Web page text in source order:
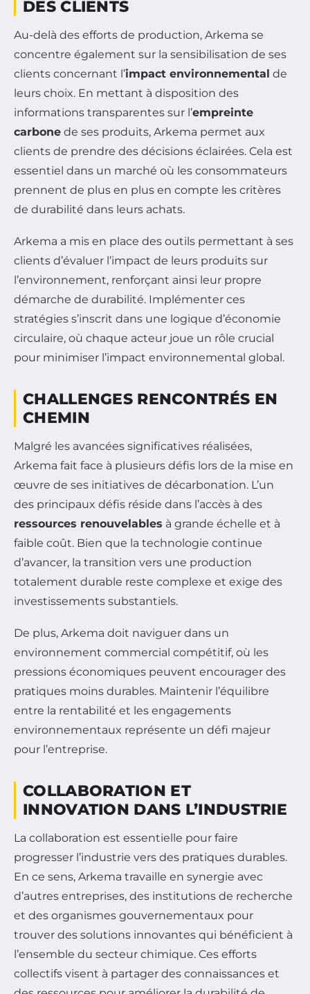
DES CLIENTS
Au-delà des efforts de production, Arkema se
concentre également sur la sensibilisation de ses
clients concernant l’impact environnemental de
leurs choix. En mettant à disposition des
informations transparentes sur l’empreinte
carbone de ses produits, Arkema permet aux
clients de prendre des décisions éclairées. Cela est
essentiel dans un marché où les consommateurs
prennent de plus en plus en compte les critères
de durabilité dans leurs achats.
Arkema a mis en place des outils permettant à ses
clients d’évaluer l’impact de leurs produits sur
l’environnement, renforçant ainsi leur propre
démarche de durabilité. Implémenter ces
stratégies s’inscrit dans une logique d’économie
circulaire, où chaque acteur joue un rôle crucial
pour minimiser l’impact environnemental global.
CHALLENGES RENCONTRÉS EN
CHEMIN
Malgré les avancées significatives réalisées,
Arkema fait face à plusieurs défis lors de la mise en
œuvre de ses initiatives de décarbonation. L’un
des principaux défis réside dans l’accès à des
ressources renouvelables à grande échelle et à
faible coût. Bien que la technologie continue
d’avancer, la transition vers une production
totalement durable reste complexe et exige des
investissements substantiels.
De plus, Arkema doit naviguer dans un
environnement commercial compétitif, où les
pressions économiques peuvent encourager des
pratiques moins durables. Maintenir l’équilibre
entre la rentabilité et les engagements
environnementaux représente un défi majeur
pour l’entreprise.
COLLABORATION ET
INNOVATION DANS L’INDUSTRIE
La collaboration est essentielle pour faire
progresser l’industrie vers des pratiques durables.
En ce sens, Arkema travaille en synergie avec
d’autres entreprises, des institutions de recherche
et des organismes gouvernementaux pour
trouver des solutions innovantes qui bénéficient à
l’ensemble du secteur chimique. Ces efforts
collectifs visent à partager des connaissances et